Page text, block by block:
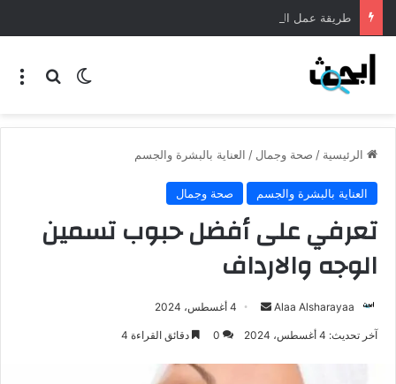
طريقة عمل المنسف الاردني
الرئيسية / صحة وجمال / العناية بالبشرة والجسم
العناية بالبشرة والجسم صحة وجمال
تعرفي على أفضل حبوب تسمين
الوجه والارداف
Alaa Alsharayaa 4 أغسطس، 2024
آخر تحديث: 4 أغسطس، 2024 0 دقائق القراءة 4